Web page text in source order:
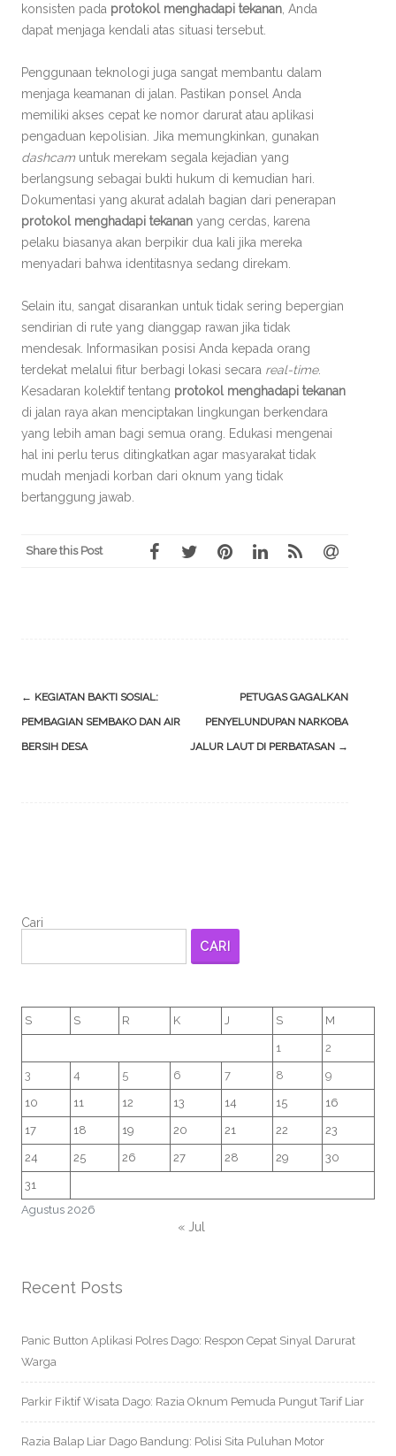
konsisten pada protokol menghadapi tekanan , Anda
dapat menjaga kendali atas situasi tersebut.
Penggunaan teknologi juga sangat membantu dalam
menjaga keamanan di jalan. Pastikan ponsel Anda
memiliki akses cepat ke nomor darurat atau aplikasi
pengaduan kepolisian. Jika memungkinkan, gunakan
dashcam untuk merekam segala kejadian yang
berlangsung sebagai bukti hukum di kemudian hari.
Dokumentasi yang akurat adalah bagian dari penerapan
protokol menghadapi tekanan yang cerdas, karena
pelaku biasanya akan berpikir dua kali jika mereka
menyadari bahwa identitasnya sedang direkam.
Selain itu, sangat disarankan untuk tidak sering bepergian
sendirian di rute yang dianggap rawan jika tidak
mendesak. Informasikan posisi Anda kepada orang
terdekat melalui fitur berbagi lokasi secara real-time.
Kesadaran kolektif tentang protokol menghadapi tekanan
di jalan raya akan menciptakan lingkungan berkendara
yang lebih aman bagi semua orang. Edukasi mengenai
hal ini perlu terus ditingkatkan agar masyarakat tidak
mudah menjadi korban dari oknum yang tidak
bertanggung jawab.
Share this Post
Post
navigation
← KEGIATAN BAKTI SOSIAL:
PEMBAGIAN SEMBAKO DAN AIR
BERSIH DESA
PETUGAS GAGALKAN
PENYELUNDUPAN NARKOBA
JALUR LAUT DI PERBATASAN →
Cari
CARI
Agustus 2026
S S R K J S M
1 2
3 4 5 6 7 8 9
10 11 12 13 14 15 16
17 18 19 20 21 22 23
24 25 26 27 28 29 30
31
« Jul
Recent Posts
Panic Button Aplikasi Polres Dago: Respon Cepat Sinyal Darurat
Warga
Parkir Fiktif Wisata Dago: Razia Oknum Pemuda Pungut Tarif Liar
Razia Balap Liar Dago Bandung: Polisi Sita Puluhan Motor